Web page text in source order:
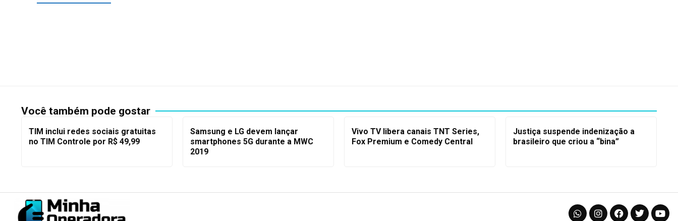
Você também pode gostar
TIM inclui redes sociais gratuitas
no TIM Controle por R$ 49,99
Samsung e LG devem lançar
smartphones 5G durante a MWC
2019
Vivo TV libera canais TNT Series,
Fox Premium e Comedy Central
Justiça suspende indenização a
brasileiro que criou a “bina”